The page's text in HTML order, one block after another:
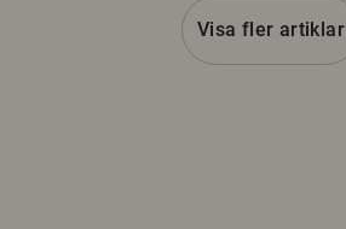
Visa fler artiklar